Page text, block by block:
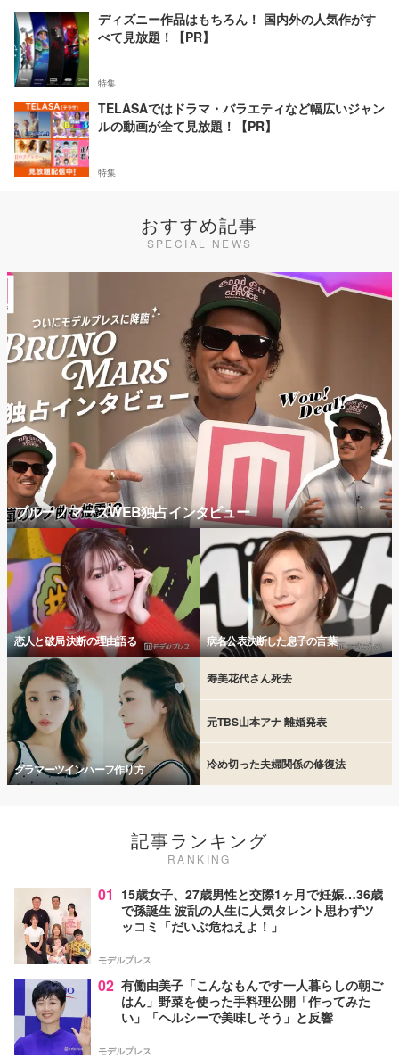
ディズニー作品はもちろん！ 国内外の人気作がす
べて見放題！【PR】
特集
TELASAではドラマ・バラエティなど幅広いジャン
ルの動画が全て見放題！【PR】
特集
おすすめ記事
SPECIAL NEWS
ブルーノマーズWEB独占インタビュー
恋人と破局 決断の理由語る 病名公表決断した息子の言葉
グラマーツインハーフ作り方
寿美花代さん死去
元TBS山本アナ 離婚発表
冷め切った夫婦関係の修復法
記事ランキング
RANKING
01 15歳女子、27歳男性と交際1ヶ月で妊娠…36歳
で孫誕生 波乱の人生に人気タレント思わずツ
ッコミ「だいぶ危ねえよ！」
モデルプレス
02 有働由美子「こんなもんです一人暮らしの朝ご
はん」野菜を使った手料理公開「作ってみた
い」「ヘルシーで美味しそう」と反響
モデルプレス